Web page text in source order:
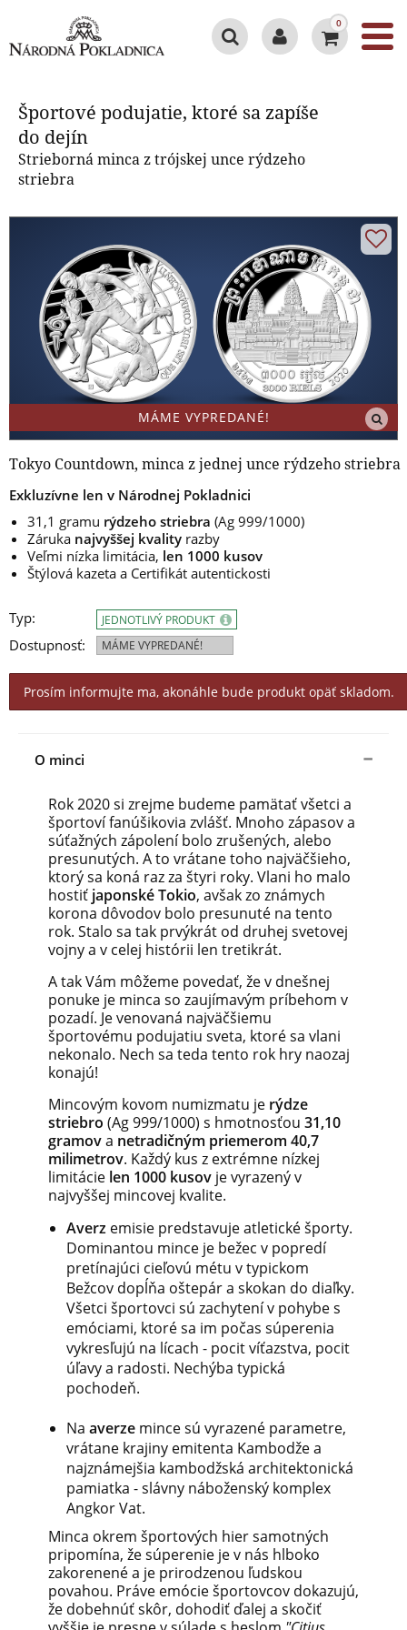
0
Športové podujatie, ktoré sa zapíše
do dejín
Strieborná minca z trójskej unce rýdzeho
striebra
MÁME VYPREDANÉ!
Tokyo Countdown, minca z jednej unce rýdzeho striebra
Exkluzívne len v Národnej Pokladnici
31,1 gramu rýdzeho striebra (Ag 999/1000)
Záruka najvyššej kvality razby
Veľmi nízka limitácia, len 1000 kusov
Štýlová kazeta a Certifikát autentickosti
Typ:
Dostupnosť:
JEDNOTLIVÝ PRODUKT
MÁME VYPREDANÉ!
Prosím informujte ma, akonáhle bude produkt opäť skladom.
O minci
Rok2020si zrejme budeme pamätaťvšetci a
športovífanúšikovia zvlášť. Mnoho zápasov a
súťažných zápolení bolo zrušených, alebo
presunutých. A to vrátanetoho najväčšieho,
ktorý sa koná razza štyri roky. Vlani ho malo
hostiť japonskéTokio, avšakzo známych
korona dôvodov bolo presunuté na tento
rok. Stalo sa tak prvýkrát od druhej svetovej
vojnya v celej histórii len tretikrát.
Atak Vám môžeme povedať, žev dnešnej
ponuke je minca so zaujímavým príbehom v
pozadí. Jevenovaná najväčšiemu
športovému podujatiu sveta, ktorésa vlani
nekonalo. Nech sa teda tento rok hry naozaj
konajú!
Mincovým kovom numizmatu je rýdze
striebro (Ag999/1000) s hmotnosťou 31,10
gramova netradičným priemerom 40,7
milimetrov. Každý kus z extrémne nízkej
limitácie len 1000 kusov jevyrazenýv
najvyššej mincovej kvalite.
Averz emisie predstavujeatletickéšporty.
Dominantou mince je bežec v popredí
pretínajúci cieľovú métu vtypickom
Bežcov dopĺňa oštepára skokan do diaľky.
Všetci športovci sú zachytenív pohybes
emóciami, ktorésa im počas súperenia
vykresľujú na lícach - pocitvíťazstva, pocit
úľavya radosti. Nechýba typická
pochodeň.
Na averze mincesú vyrazené parametre,
vrátane krajiny emitenta Kambodžea
najznámejšia kambodžská architektonická
pamiatka - slávny náboženský komplex
Angkor Vat.
Minca okrem športových hiersamotných
pripomína, žesúperenie jev nás hlboko
zakorenenéa je prirodzenou ľudskou
povahou. Práve emóciešportovcov dokazujú,
že dobehnúťskôr, dohodiť ďalej a skočiť
Športové podujatie, ktoré sa